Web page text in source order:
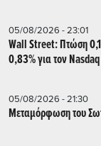
05/08/2026 - 23:01
Wall Street: Πτώση 0,17% για τον S&P,
0,83% για τον Nasdaq
05/08/2026 - 21:30
Μεταμόρφωση του